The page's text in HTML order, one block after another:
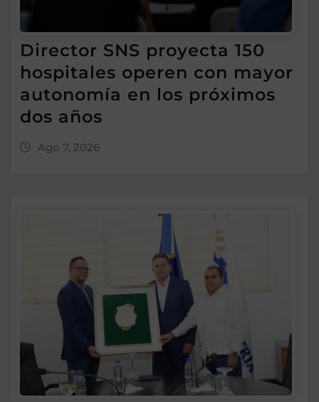
Director SNS proyecta 150
hospitales operen con mayor
autonomía en los próximos
dos años
Ago 7, 2026